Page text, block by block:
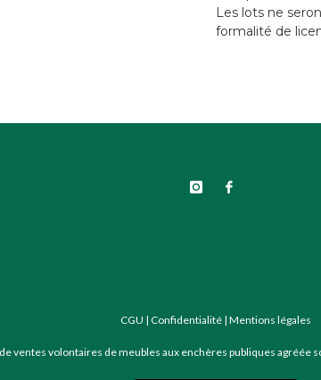
Les lots ne
formalité de
CGU | Confidentialité | Mentions légales
ventes volontaires de meubles aux enchères publiques agréée